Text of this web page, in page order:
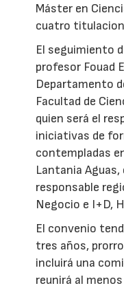
Máster en
cuatro
El seguimiento
profesor Fouad
Departamento
Facultad de
quien será el
iniciativas de
contempladas
Lantania
responsable
Negocio e I+D,
El convenio
tres años,
incluirá una
reunirá al